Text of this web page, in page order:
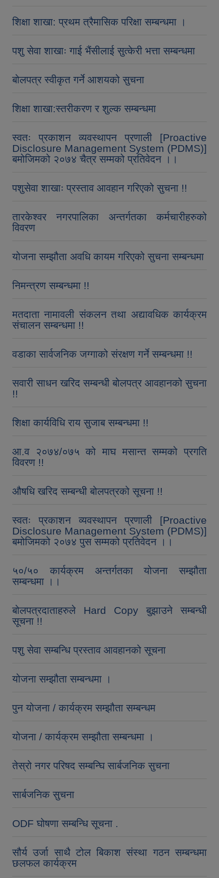
शिक्षा शाखा: प्रथम त्रैमासिक परिक्षा सम्बन्धमा ।
पशु सेवा शाखाः गाई भैंसीलाई सुत्केरी भत्ता सम्बन्धमा
बोलपत्र स्वीकृत गर्ने आशयको सुचना
शिक्षा शाखा:स्तरीकरण र शुल्क सम्बन्धमा
स्वतः प्रकाशन व्यवस्थापन प्रणाली [Proactive
Disclosure Management System (PDMS)]
बमोजिमको २०७४ चैत्र सम्मको प्रतिवेदन ।।
पशुसेवा शाखाः प्रस्ताव आवहान गरिएको सुचना !!
तारकेश्वर नगरपालिका अन्तर्गतका कर्मचारीहरुको
विवरण
योजना सम्झौता अवधि कायम गरिएको सुचना सम्बन्धमा
निमन्त्रण सम्बन्धमा !!
मतदाता नामावली संकलन तथा अद्यावधिक कार्यक्रम
संचालन सम्बन्धमा !!
वडाका सार्वजनिक जग्गाको संरक्षण गर्ने सम्बन्धमा !!
सवारी साधन खरिद सम्बन्धी बोलपत्र आवहानको सुचना
!!
शिक्षा कार्यविधि राय सुजाब सम्बन्धमा !!
आ.व २०७४/०७५ को माघ मसान्त सम्मको प्रगति
विवरण !!
औषधि खरिद सम्बन्धी बोलपत्रको सूचना !!
स्वतः प्रकाशन व्यवस्थापन प्रणाली [Proactive
Disclosure Management System (PDMS)]
बमोजिमको २०७४ पुस सम्मको प्रतिवेदन ।।
५०/५० कार्यक्रम अन्तर्गतका योजना सम्झौता
सम्बन्धमा ।।
बोलपत्रदाताहरुले Hard Copy बुझाउने सम्बन्धी
सूचना !!
पशु सेवा सम्बन्धि प्रस्ताव आवहानको सूचना
योजना सम्झौता सम्बन्धमा ।
पुन योजना / कार्यक्रम सम्झौता सम्बन्धम
योजना / कार्यक्रम सम्झौता सम्बन्धमा ।
तेस्रो नगर परिषद सम्बन्घि सार्बजनिक सुचना
सार्बजनिक सुचना
ODF घोषणा सम्बन्धि सूचना .
सौर्य उर्जा साथै टोल बिकाश संस्था गठन सम्बन्धमा
छलफल कार्यक्रम